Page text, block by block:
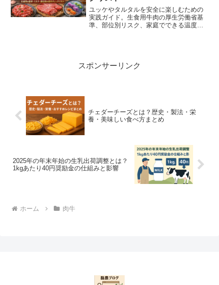
ユッケやタルタルを安全に楽しむための
実践ガイド。生食用牛肉の厚生労働省基
準、部位別リスク、家庭でできる温度・
スポンサーリンク
チェダーチーズとは？歴史・製法・栄
養・美味しい食べ方まとめ
2025年の年末年始の生乳出荷調整とは？
1kgあたり40円奨励金の仕組みと影響
ホーム 肉牛